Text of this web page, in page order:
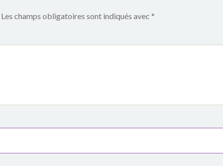
Les champs obligatoires sont indiqués avec *